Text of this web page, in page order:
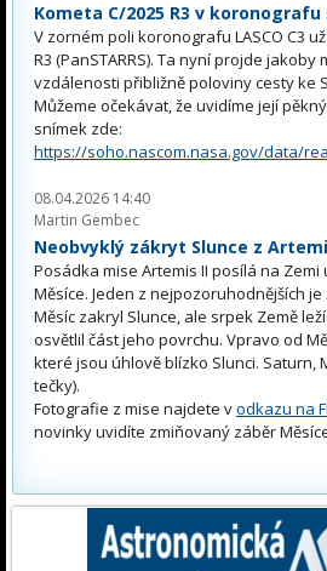
Kometa C/2025 R3 v koronografu
V zorném poli koronografu LASCO C3
R3 (PanSTARRS). Ta nyní projde jakoby
vzdálenosti přibližně poloviny cesty ke
Můžeme očekávat, že uvidíme její
snímek zde:
https://soho.nascom.nasa.gov/data/
08.04.2026 14:40
Martin Gembec
Neobvyklý zákryt Slunce z
Posádka mise Artemis II posílá na Zemi
Měsíce. Jeden z nejpozoruhodnějších
Měsíc zakryl Slunce, ale srpek Země
osvětlil část jeho povrchu. Vpravo od
které jsou úhlově blízko Slunci. Saturn,
tečky).
Fotografie z mise najdete vodkazu na
novinky uvidíte zmiňovaný záběr